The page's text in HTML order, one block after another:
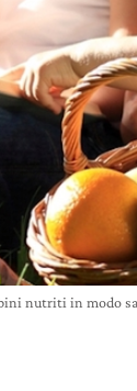
nutriti in modo